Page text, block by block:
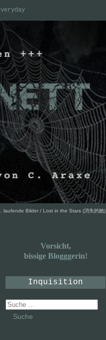
laufende Bilder / Lost in the Stars (消失的她)
Vorsicht,
bissige Blogggerin!
Inquisition
Suche
nach: